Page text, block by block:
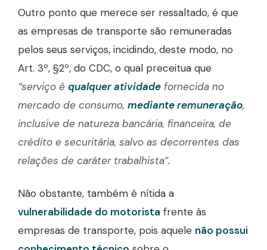
Outro ponto que merece ser ressaltado, é que
as empresas de transporte são remuneradas
pelos seus serviços, incidindo, deste modo, no
Art. 3º, §2º, do CDC, o qual preceitua que
“serviço é qualquer atividade fornecida no
mercado de consumo, mediante remuneração,
inclusive de natureza bancária, financeira, de
crédito e securitária, salvo as decorrentes das
relações de caráter trabalhista”.
Não obstante, também é nítida a
vulnerabilidade do motorista frente às
empresas de transporte, pois aquele não possui